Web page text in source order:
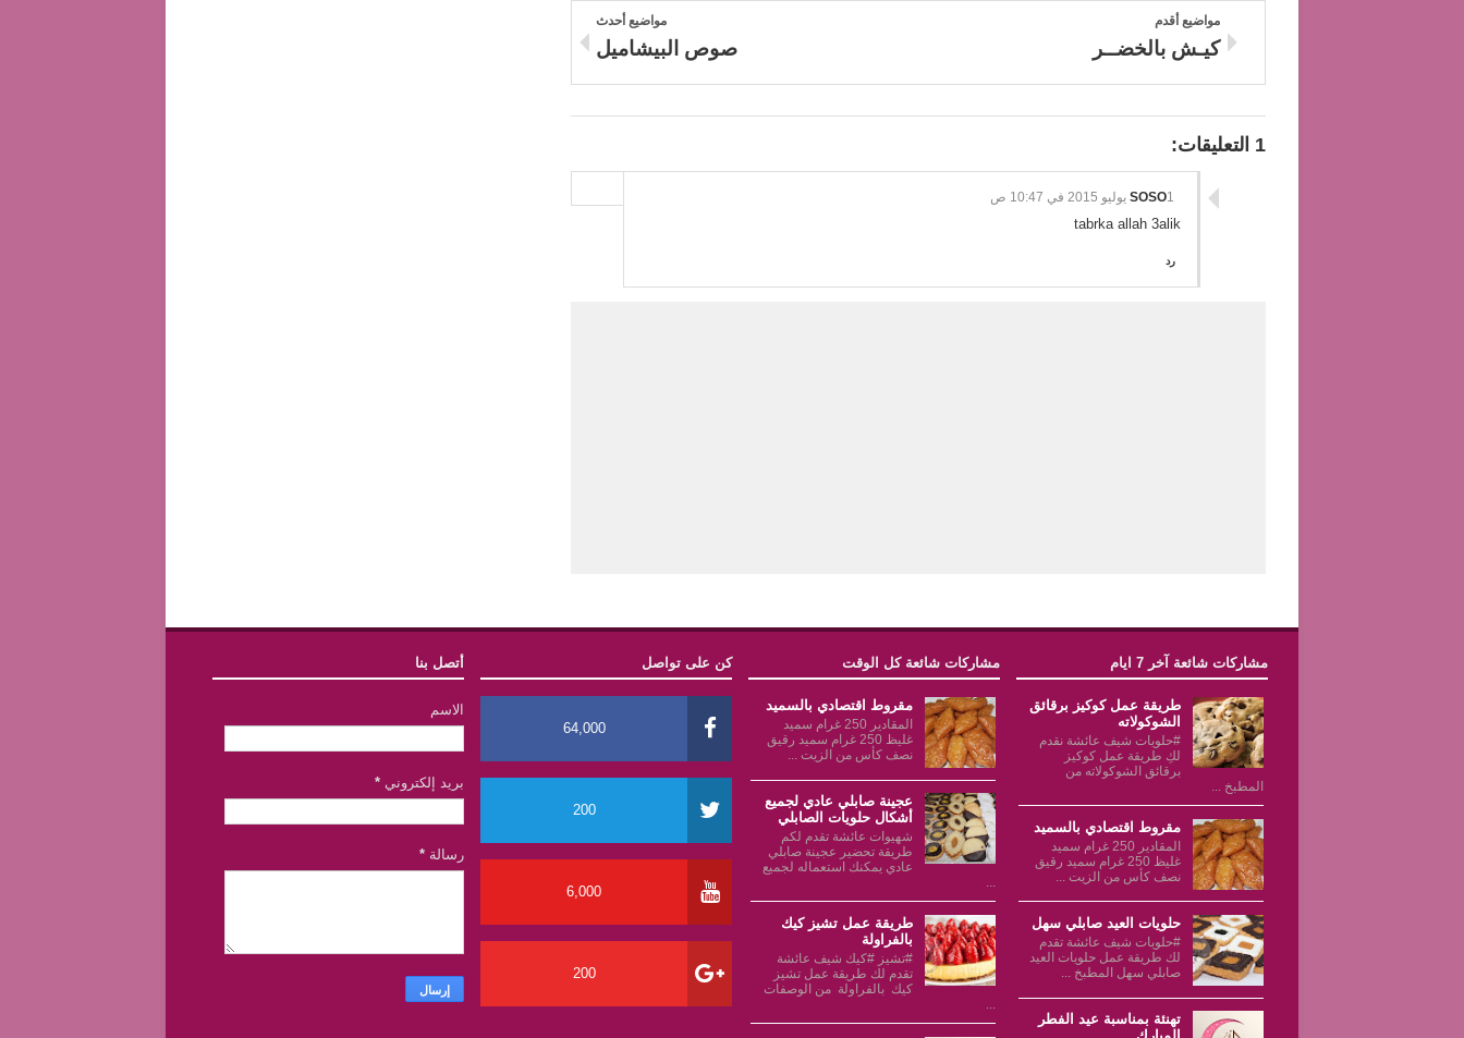
مواضيع أحدث
صوص البيشاميل
مواضيع أقدم
كيـش بالخضــر
1 التعليقات:
SOSO1 يوليو 2015 في 10:47 ص
tabrka allah 3alik
رد
مشاركات شائعة آخر 7 ايام
طريقة عمل كوكيز برقائق
الشوكولاته
#حلويات شيف عائشة نقدم
لكِ طريقة عمل كوكيز
برقائق الشوكولاته من
المطبخ ...
مقروط اقتصادي بالسميد
المقادير 250 غرام سميد
غليظ 250 غرام سميد رقيق
نصف كأس من الزيت ...
حلويات العيد صابلي سهل
#حلويات شيف عائشة تقدم
لك طريقة عمل حلويات العيد
صابلي سهل المطبخ ...
تهنئة بمناسبة عيد الفطر
مشاركات شائعة كل الوقت
مقروط اقتصادي بالسميد
المقادير 250 غرام سميد
غليظ 250 غرام سميد رقيق
نصف كأس من الزيت ...
عجينة صابلي عادي لجميع
أشكال حلويات الصابلي
شهيوات عائشة تقدم لكم
طريقة تحضير عجينة صابلي
عادي يمكنك استعماله لجميع
...
طريقة عمل تشيز كيك
بالفراولة
#تشيز #كيك شيف عائشة
تقدم لك طريقة عمل تشيز
كيك بالفراولة من الوصفات
كن على تواصل
64,000
200
6,000
200
أتصل بنا
الاسم
بريد إلكتروني *
رسالة *